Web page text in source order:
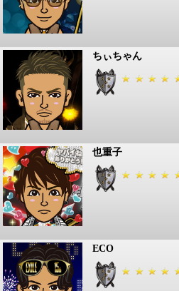
ちぃちゃん
也重子
ECO